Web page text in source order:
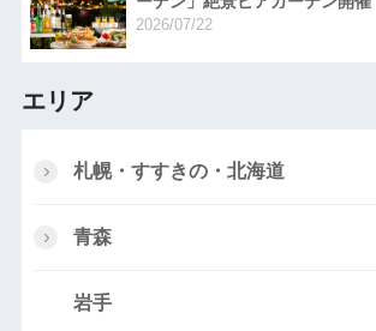
2026/07/22
エリア
札幌・すすきの・北海道
青森
岩手